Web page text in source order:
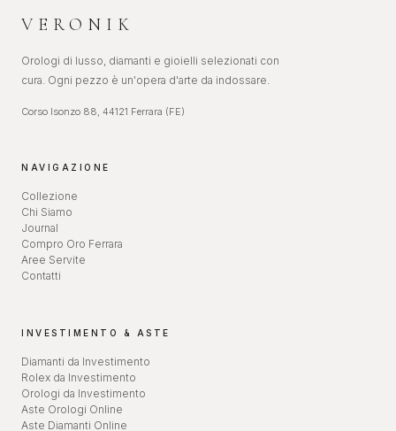
VERONIK
Orologi di lusso, diamanti e gioielli selezionati con
cura. Ogni pezzo è un'opera d'arte da indossare.
Corso Isonzo 88, 44121 Ferrara (FE)
NAVIGAZIONE
Collezione
Chi Siamo
Journal
Compro Oro Ferrara
Aree Servite
Contatti
INVESTIMENTO & ASTE
Diamanti da Investimento
Rolex da Investimento
Orologi da Investimento
Aste Orologi Online
Aste Diamanti Online